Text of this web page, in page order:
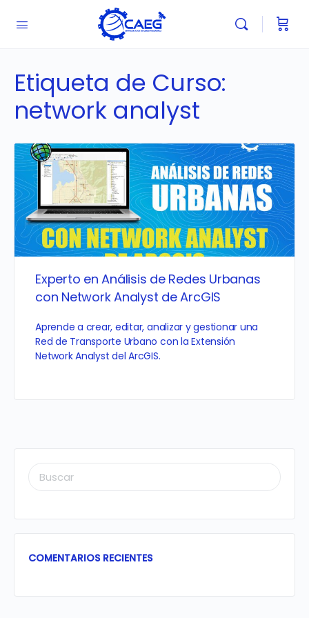
Etiqueta de Curso:
network analyst
Experto en Análisis de Redes Urbanas
con Network Analyst de ArcGIS
Aprende a crear, editar, analizar y gestionar una
Red de Transporte Urbano con la Extensión
Network Analyst del ArcGIS.
BUSCAR:
COMENTARIOS RECIENTES